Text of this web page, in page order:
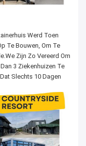
Werd Toen
Te Bouwen, Om Te
Zijn Zo Vereerd Om
3 Ziekenhuizen Te
Slechts 10 Dagen